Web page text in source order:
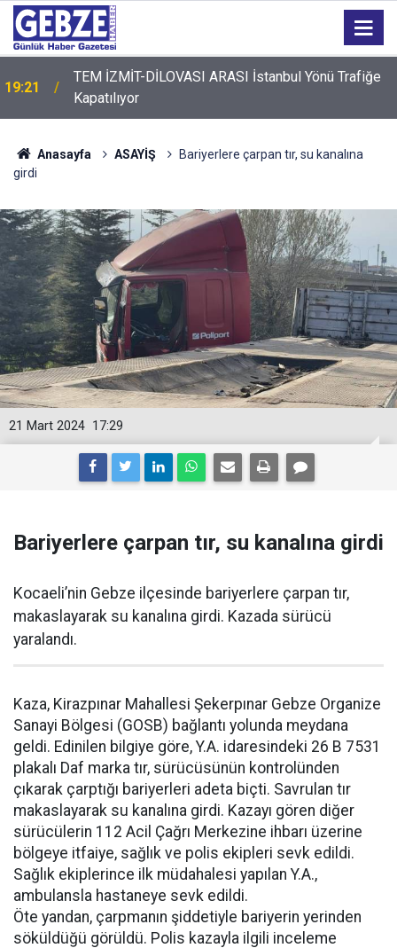
19:21
TEM İZMİT-DİLOVASI ARASI İstanbul Yönü Trafiğe
Kapatılıyor
19:20
GTO'dan Üyelerine Ticari Fırsat
Anasayfa ASAYİŞ
Bariyerlere çarpan tır, su kanalına
girdi
17:29
21 Mart 2024
Bariyerlere çarpan tır, su kanalına girdi
Kocaeli’nin Gebze ilçesinde bariyerlere çarpan tır,
makaslayarak su kanalına girdi. Kazada sürücü
yaralandı.
Kaza, Kirazpınar Mahallesi Şekerpınar Gebze Organize
Sanayi Bölgesi (GOSB) bağlantı yolunda meydana
geldi. Edinilen bilgiye göre, Y.A. idaresindeki 26 B 7531
plakalı Daf marka tır, sürücüsünün kontrolünden
çıkarak çarptığı bariyerleri adeta biçti. Savrulan tır
makaslayarak su kanalına girdi. Kazayı gören diğer
sürücülerin 112 Acil Çağrı Merkezine ihbarı üzerine
bölgeye itfaiye, sağlık ve polis ekipleri sevk edildi.
Sağlık ekiplerince ilk müdahalesi yapılan Y.A.,
ambulansla hastaneye sevk edildi.
Öte yandan, çarpmanın şiddetiyle bariyerin yerinden
söküldüğü görüldü. Polis kazayla ilgili inceleme